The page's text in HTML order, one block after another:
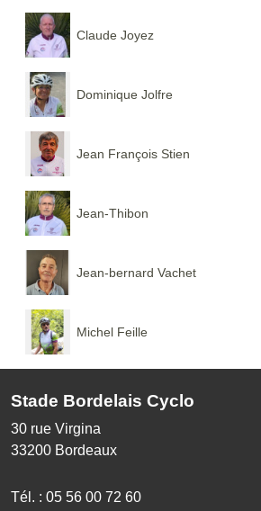
Claude Joyez
Dominique Jolfre
Jean François Stien
Jean-Thibon
Jean-bernard Vachet
Michel Feille
Stade Bordelais Cyclo
30 rue Virgina
33200 Bordeaux
Tél. : 05 56 00 72 60